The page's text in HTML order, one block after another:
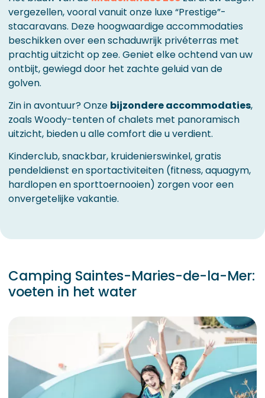
vergezellen, vooral vanuit onze luxe “Prestige”-
stacaravans. Deze hoogwaardige accommodaties
beschikken over een schaduwrijk privéterras met
prachtig uitzicht op zee. Geniet elke ochtend van uw
ontbijt, gewiegd door het zachte geluid van de
golven.
Zin in avontuur? Onze bijzondere accommodaties,
zoals Woody-tenten of chalets met panoramisch
uitzicht, bieden u alle comfort die u verdient.
Kinderclub, snackbar, kruidenierswinkel, gratis
pendeldienst en sportactiviteiten (fitness, aquagym,
hardlopen en sporttoernooien) zorgen voor een
onvergetelijke vakantie.
Camping Saintes-Maries-de-la-Mer:
voeten in het water